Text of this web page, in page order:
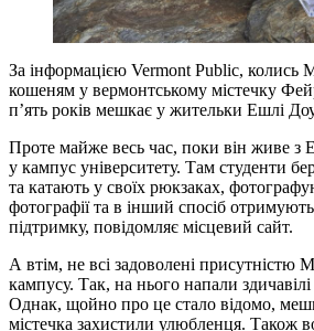
За інформацією Vermont Public, колись
кошеням у вермонтському містечку
п’ять років мешкає у жительки Ешлі
Проте майже весь час, поки він живе з
у кампус університету. Там студенти
та катають у своїх рюкзаках,
фотографії та в інший спосіб
підтримку, повідомляє місцевий сайт.
А втім, не всі задоволені присутністю
кампусу. Так, на нього напали здичавілі
Однак, щойно про це стало відомо,
містечка захистили улюбленця. Також